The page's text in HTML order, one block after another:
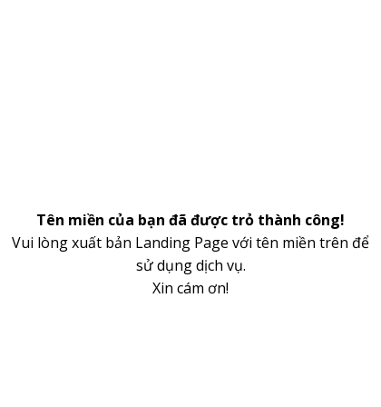
Tên miền của bạn đã được trỏ thành công!
Vui lòng xuất bản Landing Page với tên miền trên để
sử dụng dịch vụ.
Xin cám ơn!